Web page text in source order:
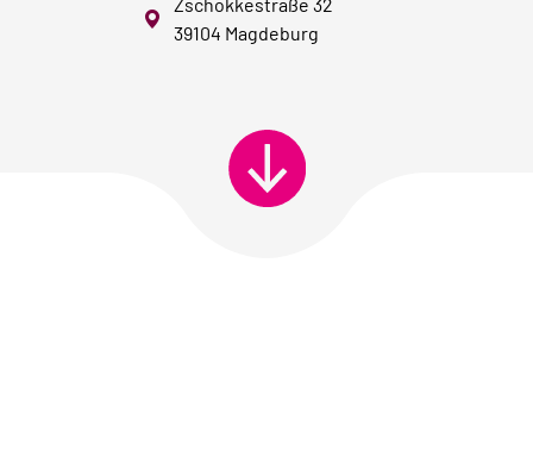
39104 Magdeburg